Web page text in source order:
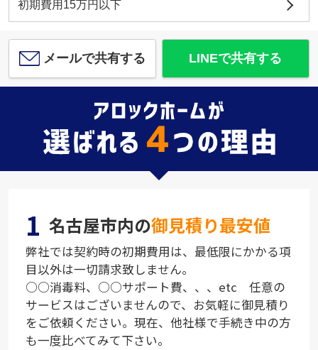
初期費用15万円以下
メールで共有する LINEで共有する
1 名古屋市内の御見積り最安値
弊社では契約時の初期費用は、最低限にかかる項
目以外は一切請求致しません。
○○消毒料、○○サポート費、、、etc 任意の
サービスはございませんので、お気軽に御見積り
をご依頼ください。現在、他社様で手続き中の方
も一度比べてみて下さい。